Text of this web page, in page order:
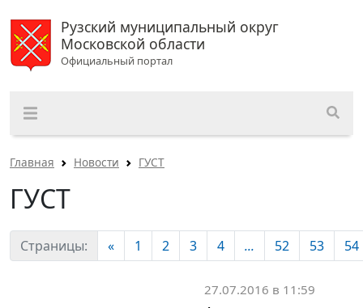
Рузский муниципальный округ
Московской области
Официальный портал
Главная Новости ГУСТ
ГУСТ
Страницы: « 1 2 3 4 ... 52 53 54
27.07.2016 в 11:59